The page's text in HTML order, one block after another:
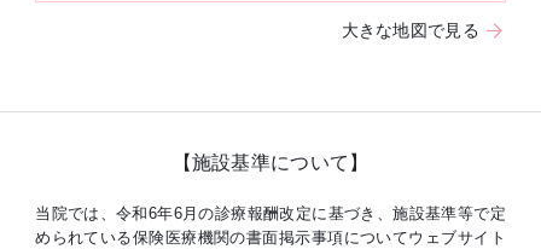
大きな地図で見る
【施設基準について】
当院では、令和6年6月の診療報酬改定に基づき、施設基準等で定
められている保険医療機関の書面掲示事項についてウェブサイト